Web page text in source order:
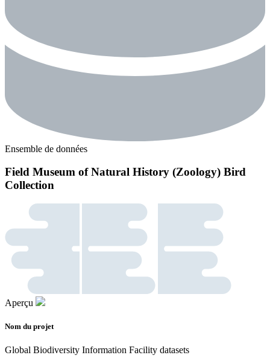
Ensemble de données
Field Museum of Natural History (Zoology) Bird
Collection
Aperçu
Nom du projet
Global Biodiversity Information Facility datasets